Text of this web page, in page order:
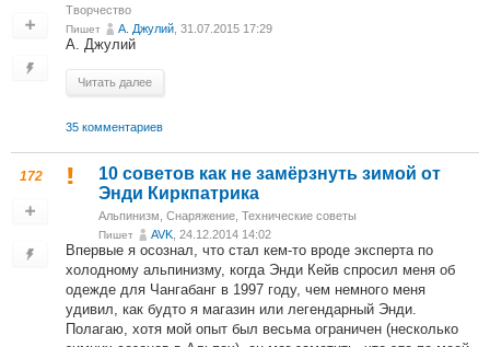
Творчество
Пишет А. Джулий , 31.07.2015 17:29
А. Джулий
Читать далее
35 комментариев
172
10 советов как не замёрзнуть зимой от
Энди Киркпатрика
Альпинизм Снаряжение Технические советы
Пишет AVK , 24.12.2014 14:02
Впервые я осознал, что стал кем-то вроде эксперта по
холодному альпинизму, когда Энди Кейв спросил меня об
одежде для Чангабанг в 1997 году, чем немного меня
удивил, как будто я магазин или легендарный Энди.
Полагаю, хотя мой опыт был весьма ограничен (несколько